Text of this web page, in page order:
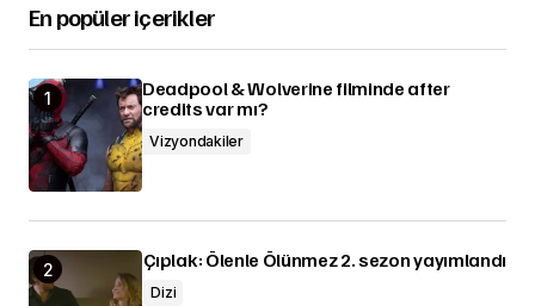
En popüler içerikler
Deadpool & Wolverine filminde after
credits var mı?
Vizyondakiler
Çıplak: Ölenle Ölünmez 2. sezon yayımlandı
Dizi